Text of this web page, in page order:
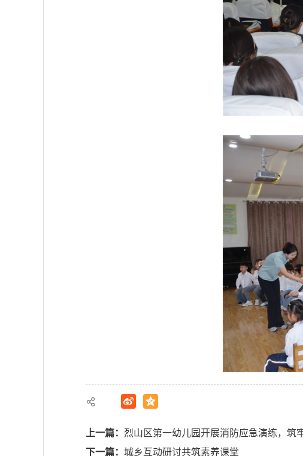
上一篇： 烈山区第一幼儿园开展消防应急演练，筑
下一篇： 城乡互动研讨共筑素养课堂